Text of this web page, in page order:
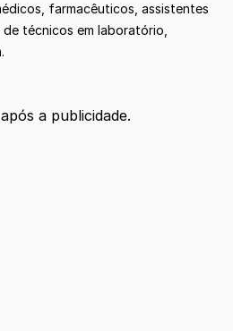
farmacêuticos, assistentes
técnicos em laboratório,
a publicidade.